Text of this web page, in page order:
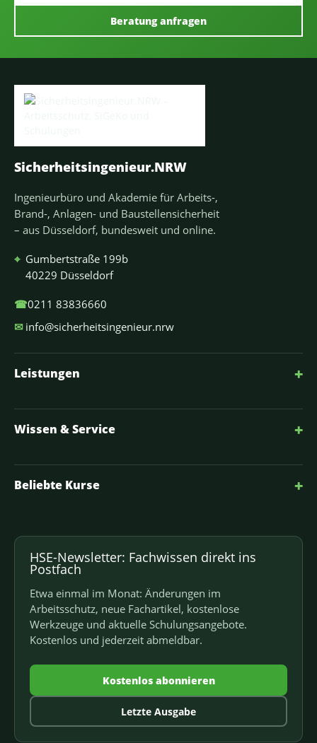
Beratung anfragen
Sicherheitsingenieur.NRW
Ingenieurbüro und Akademie für Arbeits-,
Brand-, Anlagen- und Baustellensicherheit
– aus Düsseldorf, bundesweit und online.
⌖ Gumbertstraße 199b
40229 Düsseldorf
☎0211 83836660
✉ info@sicherheitsingenieur.nrw
Leistungen +
Wissen & Service +
Beliebte Kurse +
HSE-Newsletter: Fachwissen direkt ins
Postfach
Etwa einmal im Monat: Änderungen im
Arbeitsschutz, neue Fachartikel, kostenlose
Werkzeuge und aktuelle Schulungsangebote.
Kostenlos und jederzeit abmeldbar.
Kostenlos abonnieren
Letzte Ausgabe